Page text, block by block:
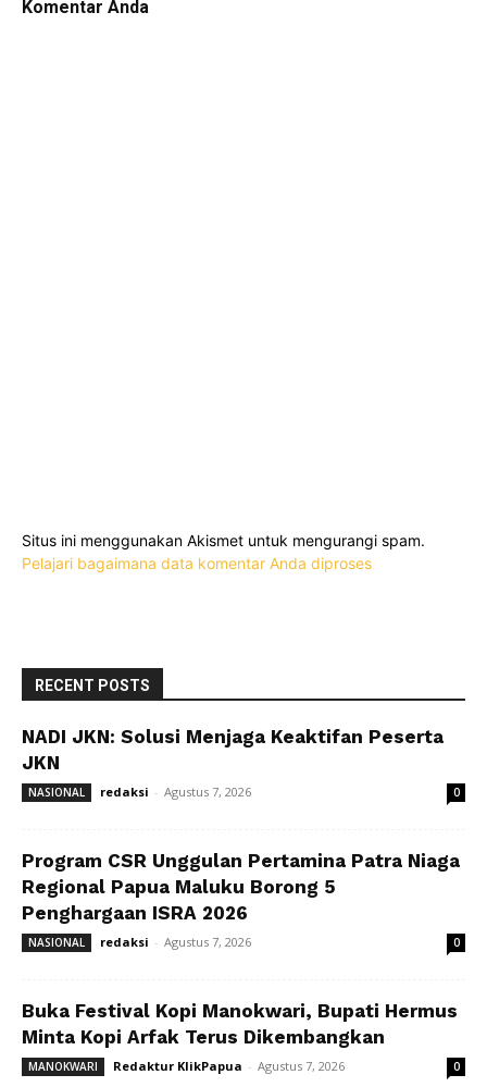
Komentar Anda
Situs ini menggunakan Akismet untuk mengurangi spam.
Pelajari bagaimana data komentar Anda diproses
RECENT POSTS
NADI JKN: Solusi Menjaga Keaktifan Peserta
JKN
NASIONAL redaksi - Agustus 7, 2026 0
Program CSR Unggulan Pertamina Patra Niaga
Regional Papua Maluku Borong 5
Penghargaan ISRA 2026
NASIONAL redaksi - Agustus 7, 2026 0
Buka Festival Kopi Manokwari, Bupati Hermus
Minta Kopi Arfak Terus Dikembangkan
MANOKWARI Redaktur KlikPapua - Agustus 7, 2026 0